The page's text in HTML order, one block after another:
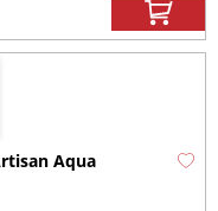
Aqua